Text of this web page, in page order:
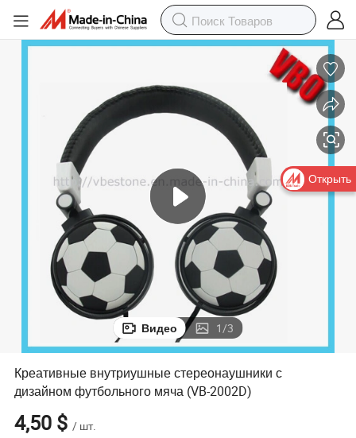
Видео 1/3
Креативные внутриушные стереонаушники с
дизайном футбольного мяча (VB-2002D)
4,50 $ / шт.
Открыть